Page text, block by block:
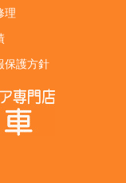
理
保護方針